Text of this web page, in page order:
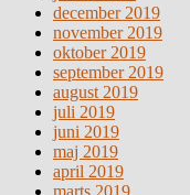
december 2019
november 2019
oktober 2019
september 2019
august 2019
juli 2019
juni 2019
maj 2019
april 2019
marts 2019